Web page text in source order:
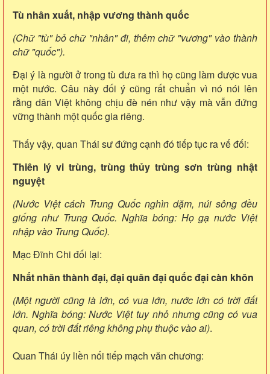
Tù nhân xuất, nhập vương thành quốc
(Chữ "tù" bỏ chữ "nhân" đi, thêm chữ "vương" vào thành
chữ "quốc").
Đại ý là người ở trong tù đưa ra thì họ cũng làm được vua
một nước. Câu này đối ý cũng rất chuẩn vì nó nói lên
rằng dân Việt không chịu đè nén như vậy mà vẫn đứng
vững thành một quốc gia riêng.
Thấy vậy, quan Thái sư đứng cạnh đó tiếp tục ra vế đối:
Thiên lý vi trùng, trùng thủy trùng sơn trùng nhật
nguyệt
(Nước Việt cách Trung Quốc nghìn dặm, núi sông đều
giống như Trung Quốc. Nghĩa bóng: Họ gạ nước Việt
nhập vào Trung Quốc).
Mạc Đĩnh Chi đối lại:
Nhất nhân thành đại, đại quân đại quốc đại càn khôn
(Một người cũng là lớn, có vua lớn, nước lớn có trời đất
lớn. Nghĩa bóng: Nước Việt tuy nhỏ nhưng cũng có vua
quan, có trời đất riêng không phụ thuộc vào ai).
Quan Thái úy liền nối tiếp mạch văn chương: